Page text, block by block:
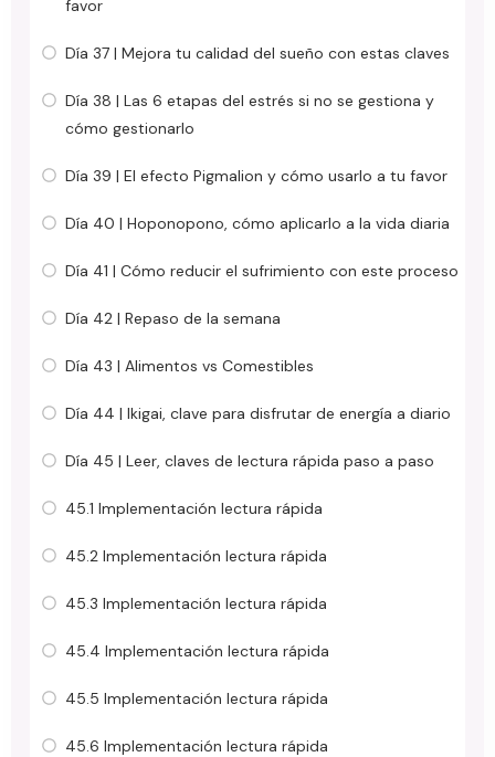
favor
Día 37 | Mejora tu calidad del sueño con estas claves
Día 38 | Las 6 etapas del estrés si no se gestiona y
cómo gestionarlo
Día 39 | El efecto Pigmalion y cómo usarlo a tu favor
Día 40 | Hoponopono, cómo aplicarlo a la vida diaria
Día 41 | Cómo reducir el sufrimiento con este proceso
Día 42 | Repaso de la semana
Día 43 | Alimentos vs Comestibles
Día 44 | Ikigai, clave para disfrutar de energía a diario
Día 45 | Leer, claves de lectura rápida paso a paso
45.1 Implementación lectura rápida
45.2 Implementación lectura rápida
45.3 Implementación lectura rápida
45.4 Implementación lectura rápida
45.5 Implementación lectura rápida
45.6 Implementación lectura rápida